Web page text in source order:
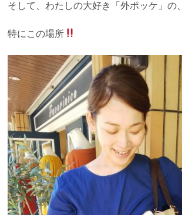
そして、わたしの大好き「外ポッケ」の、
特にこの場所